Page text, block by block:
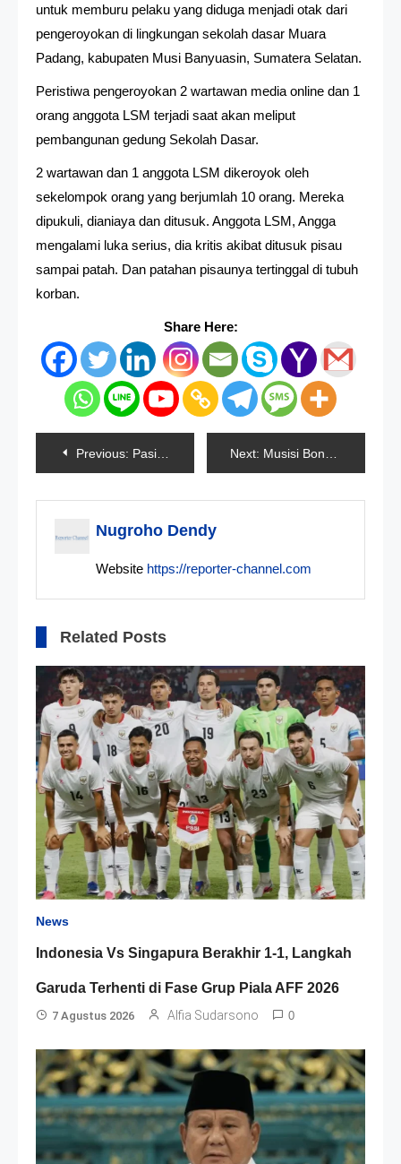
untuk memburu pelaku yang diduga menjadi otak dari
pengeroyokan di lingkungan sekolah dasar Muara
Padang, kabupaten Musi Banyuasin, Sumatera Selatan.
Peristiwa pengeroyokan 2 wartawan media online dan 1
orang anggota LSM terjadi saat akan meliput
pembangunan gedung Sekolah Dasar.
2 wartawan dan 1 anggota LSM dikeroyok oleh
sekelompok orang yang berjumlah 10 orang. Mereka
dipukuli, dianiaya dan ditusuk. Anggota LSM, Angga
mengalami luka serius, dia kritis akibat ditusuk pisau
sampai patah. Dan patahan pisaunya tertinggal di tubuh
korban.
Share Here:
Navigasi
Previous: Pasien Covid-19 RSUI Lompat Dari Lantai 13 Next: Musisi Bongki Jenguk Jaka Hidayat Di Tahanan
Nugroho Dendy
Website https://reporter-channel.com
Related Posts
News
Indonesia Vs Singapura Berakhir 1-1, Langkah
Garuda Terhenti di Fase Grup Piala AFF 2026
7 Agustus 2026 Alfia Sudarsono 0